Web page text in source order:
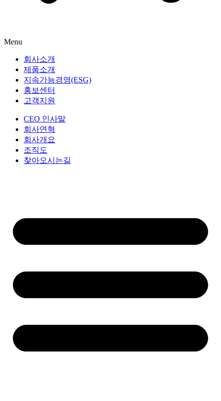
Menu
회사소개
제품소개
지속가능경영(ESG)
홍보센터
고객지원
CEO 인사말
회사연혁
회사개요
조직도
찾아오시는길